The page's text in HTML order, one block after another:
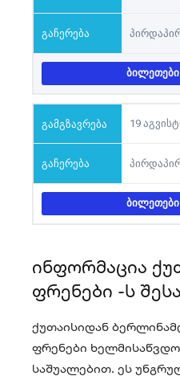
ᲑᲘᲚᲔᲗᲔᲑᲘ
19
ᲑᲘᲚᲔᲗᲔᲑᲘ
ინფორმაცია
ფრენები -ს
ქუთაისიდან
ფრენები
საშუალებით. ეს